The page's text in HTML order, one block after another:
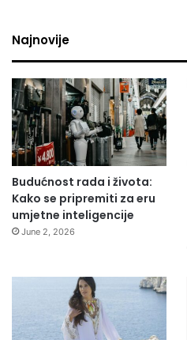
Najnovije
Budućnost rada i života:
Kako se pripremiti za eru
umjetne inteligencije
June 2, 2026